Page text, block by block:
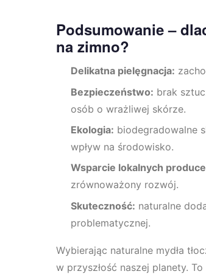
Podsumowanie –
na zimno?
Delikatna pielęgnacja:
Bezpieczeństwo: brak
osób o wrażliwej skórze.
Ekologia: biodegradowalne
wpływ na środowisko.
Wsparcie lokalnych
zrównoważony rozwój.
Skuteczność: naturalne
problematycznej.
Wybierając naturalne mydła
w przyszłość naszej planety.